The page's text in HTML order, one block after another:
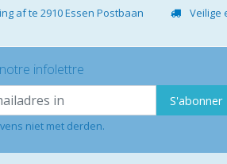
af te 2910 Essen Postbaan
Veilige
infolettre
S'abonner
niet met derden.